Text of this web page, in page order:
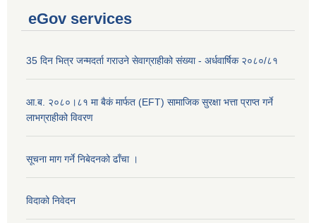
eGov services
35 दिन भित्र जन्मदर्ता गराउने सेवाग्राहीको संख्या - अर्धवार्षिक २०८०/८१
आ.ब. २०८०।८१ मा बैकं मार्फत (EFT) सामाजिक सुरक्षा भत्ता प्राप्त गर्ने
लाभग्राहीको विवरण
सूचना माग गर्ने निबेदनको ढाँचा ।
विदाको निवेदन